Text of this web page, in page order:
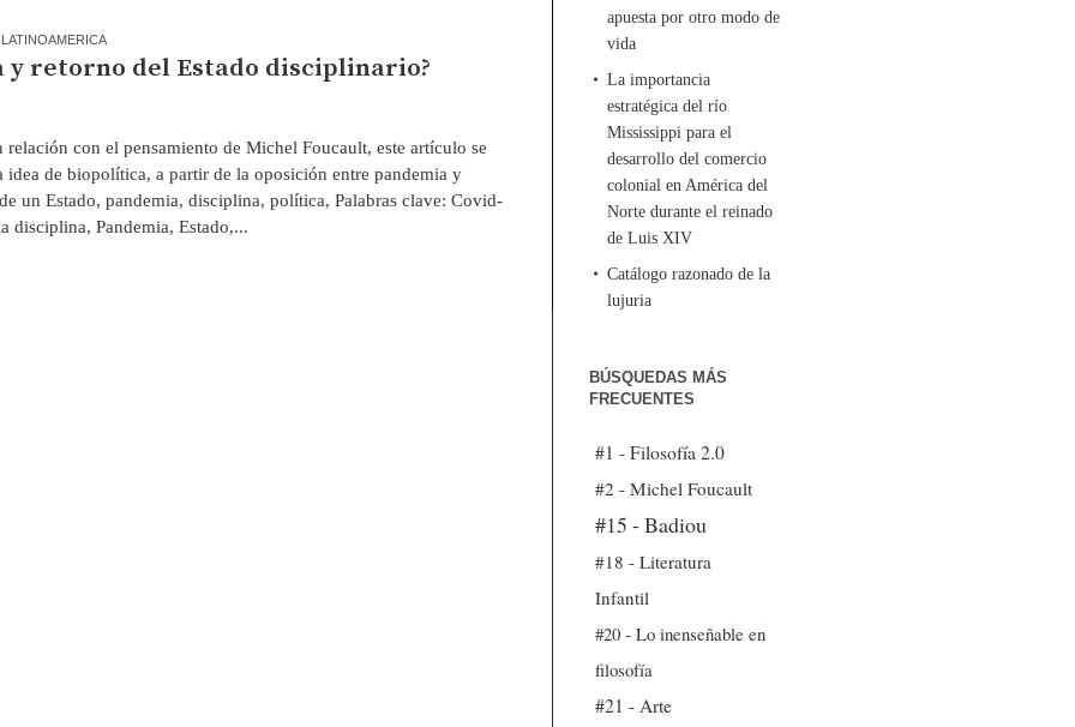
y retorno del Estado disciplinario?
relación con el pensamiento de Michel Foucault, este artículo se
idea de biopolítica, a partir de la oposición entre pandemia y
un Estado, pandemia, disciplina, política, Palabras clave: Covid-
disciplina, Pandemia, Estado,...
apuesta por otro modo de
vida
La importancia
estratégica del río
Mississippi para el
desarrollo del comercio
colonial en América del
Norte durante el reinado
de Luis XIV
Catálogo razonado de la
lujuria
BÚSQUEDAS MÁS
FRECUENTES
#1 - Filosofía 2.0
#2 - Michel Foucault
#15 - Badiou
#18 - Literatura
Infantil
#20 - Lo inenseñable en
filosofía
#21 - Arte